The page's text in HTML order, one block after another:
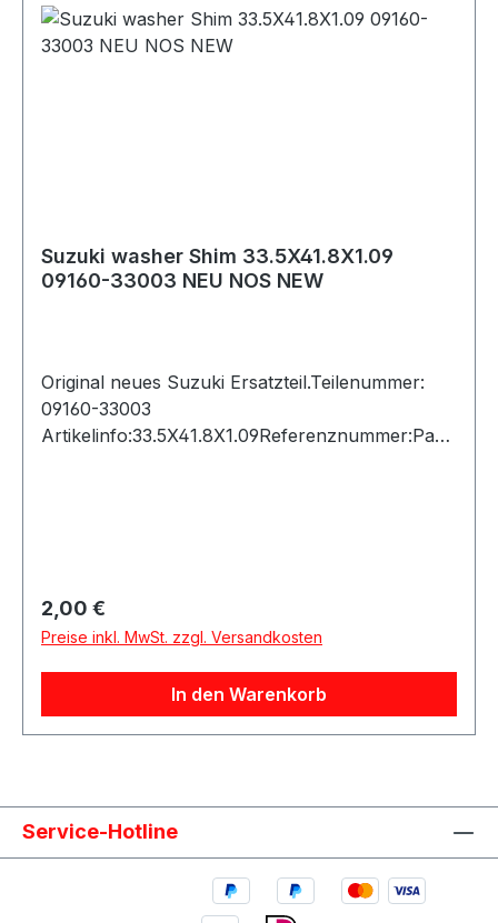
Suzuki washer Shim 33.5X41.8X1.09
09160-33003 NEU NOS NEW
Original neues Suzuki Ersatzteil.Teilenummer:
09160-33003
Artikelinfo:33.5X41.8X1.09Referenznummer:Pass
Regulärer Preis:
2,00 €
Preise inkl. MwSt. zzgl. Versandkosten
In den Warenkorb
Service-Hotline